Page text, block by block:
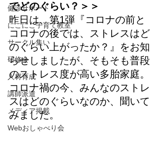
健診サポート
にこにこ子育て教室
サークル集い
研修会
人材育成
講師派遣
メディア掲載
Webおしゃべり会
でどのぐらい？＞＞
昨日は、第1弾『コロナの前と
コロナの後では、ストレスはど
のぐらい上がったか？』をお知
らせしましたが、そもそも普段
のストレス度が高い多胎家庭。
コロナ禍の今、みんなのストレ
スはどのぐらいなのか、聞いて
みました。